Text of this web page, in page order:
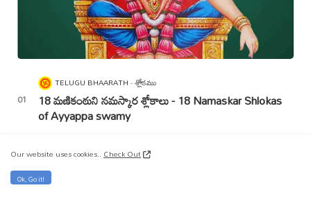
TELUGU BHAARATH శ్లోకము
18 మణికంఠుని నమస్కార శ్లోకాలు - 18 Namaskar Shlokas
of Ayyappa swamy
Bhagavan Saranam Bhagavathi Saranam | భగవాన్ శరణం భగవతి
Our website uses cookies..Check Out
Ok, Go it!